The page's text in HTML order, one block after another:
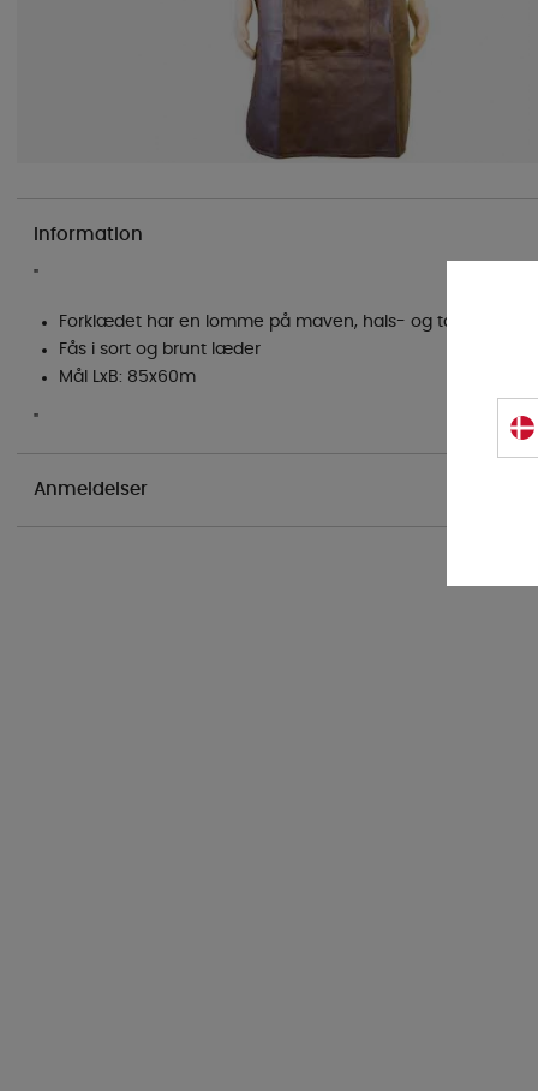
Information
"
Forklædet har en lomme på maven, hals- og taljerem i
Fås i sort og brunt læder
Mål LxB: 85x60m
"
Anmeldelser